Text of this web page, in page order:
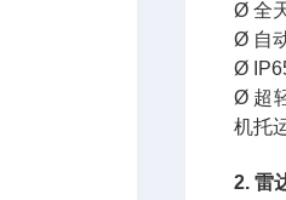
Ø 全
Ø 自
Ø
Ø 超
机托
2. 雷